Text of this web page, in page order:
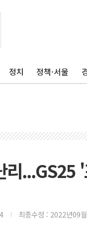
정치 정책·서울
리...GS25
최종수정 : 2022년09